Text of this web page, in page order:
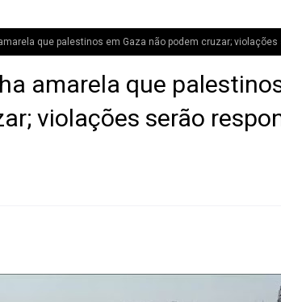
que palestinos em Gaza não podem cruzar; violações
amarela que
violações serão